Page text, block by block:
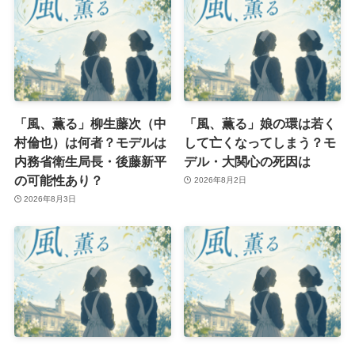
「風、薫る」柳生藤次（中
村倫也）は何者？モデルは
内務省衛生局長・後藤新平
の可能性あり？
2026年8月3日
「風、薫る」娘の環は若く
して亡くなってしまう？モ
デル・大関心の死因は
2026年8月2日